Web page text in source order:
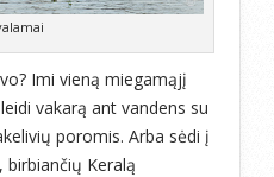
Imi vieną miegamąjį
vakarą ant vandens su
poromis. Arba sėdi į
Keralą